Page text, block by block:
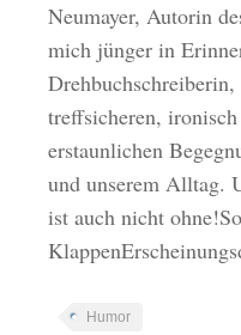
Neumayer, Autorin
mich jünger in
treffsicheren,
erstaunlichen
und unserem Alltag.
ist auch nicht
Humor